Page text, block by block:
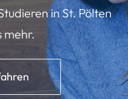
in St. Pölten
mehr.